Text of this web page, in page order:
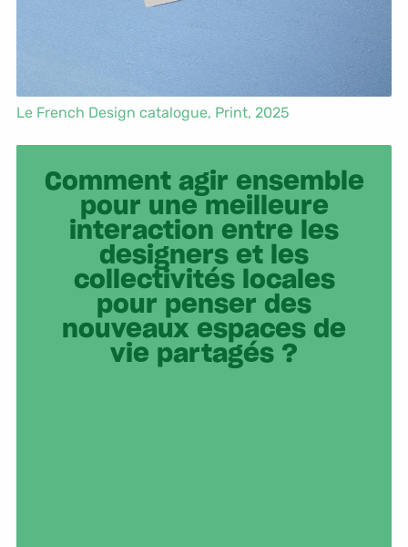
Le French Design catalogue, Print, 2025
Comment agir ensemble
pour une meilleure
interaction entre les
designers et les
collectivités locales
pour penser des
nouveaux espaces de
vie partagés ?